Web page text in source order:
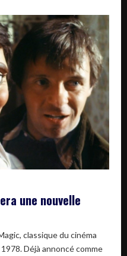
une nouvelle
classique du cinéma
Déjà annoncé comme